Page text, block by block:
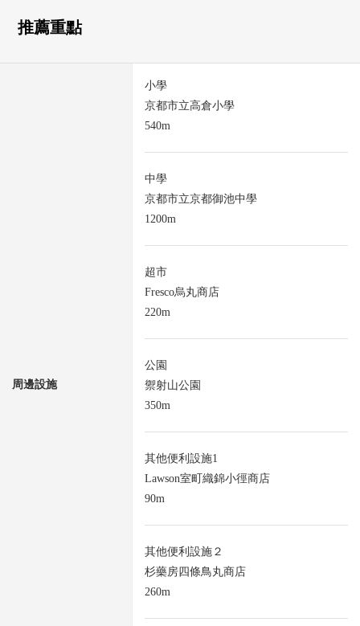
推薦重點
周邊設施
小學
京都市立高倉小學
540m
中學
京都市立京都御池中學
1200m
超市
Fresco烏丸商店
220m
公園
禦射山公園
350m
其他便利設施1
Lawson室町織錦小徑商店
90m
其他便利設施２
杉藥房四條鳥丸商店
260m